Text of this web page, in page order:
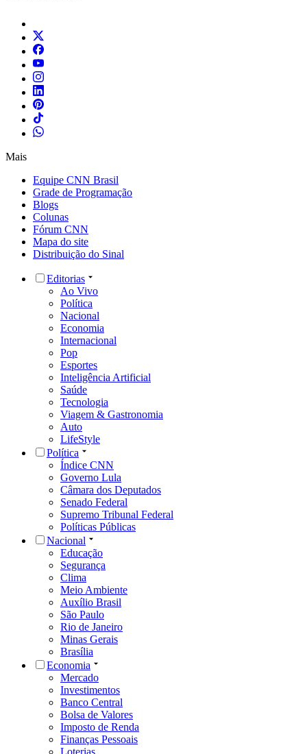
Mais
Equipe CNN Brasil
Grade de Programação
Blogs
Colunas
Fórum CNN
Mapa do site
Distribuição do Sinal
Editorias
Ao Vivo
Política
Nacional
Economia
Internacional
Pop
Esportes
Inteligência Artificial
Saúde
Tecnologia
Viagem & Gastronomia
Auto
LifeStyle
Política
Índice CNN
Governo Lula
Câmara dos Deputados
Senado Federal
Supremo Tribunal Federal
Políticas Públicas
Nacional
Educação
Segurança
Clima
Meio Ambiente
Auxílio Brasil
São Paulo
Rio de Janeiro
Minas Gerais
Brasília
Economia
Mercado
Investimentos
Banco Central
Bolsa de Valores
Imposto de Renda
Finanças Pessoais
Loterias